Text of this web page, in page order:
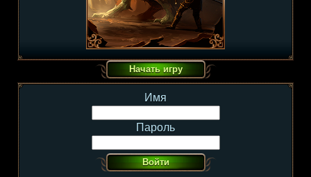
Имя
Пароль